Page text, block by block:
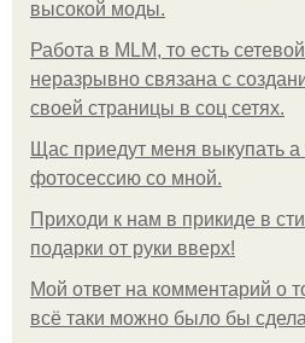
высокой моды.
Работа в MLM, то есть
неразрывно связана с
своей страницы в соц сетях.
Щас приедут меня выкупать а
фотосессию со мной.
Приходи к нам в прикиде в
подарки от руки вверх!
Мой ответ на комментарий о
всё таки можно было бы